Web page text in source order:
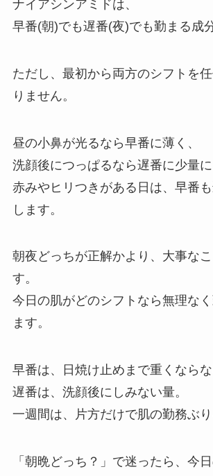
ナイアシンアミドは、
早番(朝)でも遅番(夜)でも勤まる成
ただし、最初から両方のシフトを
りません。
昼の小鼻が光るなら早番に薄く、
洗顔後につっぱるなら遅番に少量に
赤みやヒリつきがある日は、早番
します。
朝夜どっちが正解かより、大事な
す。
今日の肌がどのシフトなら無理な
ます。
早番は、日焼け止めまで重くならな
遅番は、洗顔後にしみない量。
一週間は、片方だけで肌の勤務ぶり
「朝晩どっち？」で迷ったら、今